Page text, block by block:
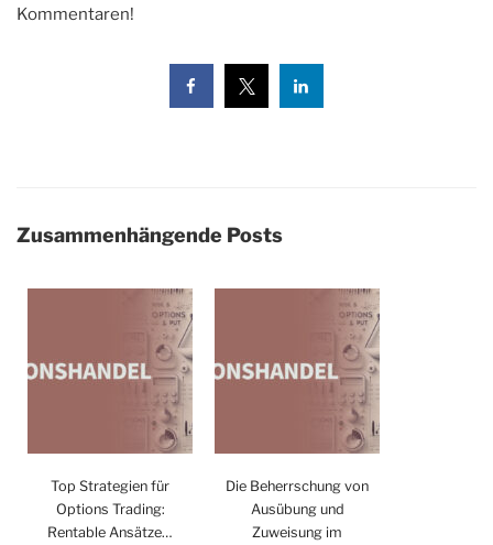
Kommentaren!
Zusammenhängende Posts
Top Strategien für
Options Trading:
Rentable Ansätze…
Die Beherrschung von
Ausübung und
Zuweisung im